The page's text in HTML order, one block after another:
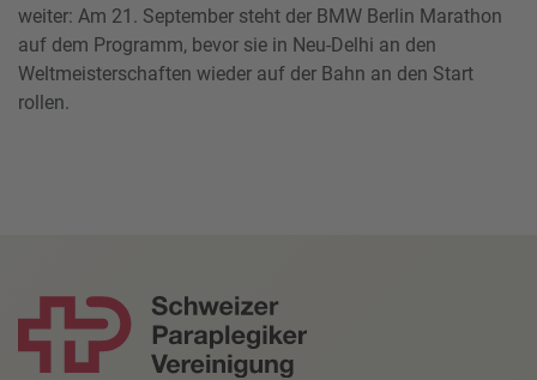
weiter: Am 21. September steht der BMW Berlin Marathon
auf dem Programm, bevor sie in Neu-Delhi an den
Weltmeisterschaften wieder auf der Bahn an den Start
rollen.